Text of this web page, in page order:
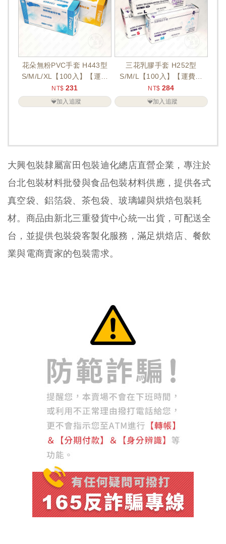
花朵無粉PVC手套 H443型
S/M/L/XL【100入】【運費
外加】
NT$ 231
加入追蹤
三花乳膠手套 H252型
S/M/L【100入】【運費外
加】
NT$ 284
加入追蹤
大興包裝隸屬富田包裝迪化總店直營企業，專注於
台北包裝材料批發與食品包裝材料供應，提供各式
真空袋、鋁箔袋、茶包袋、玻璃罐與烘焙包裝耗
材。商品由新北三重發貨中心統一出貨，可配送全
台，並提供包裝袋客製化服務，滿足烘焙店、餐飲
業與電商賣家的包裝需求。